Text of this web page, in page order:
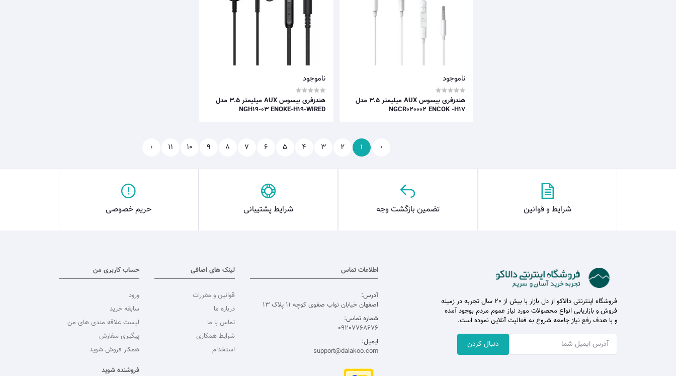
ناموجود
هندزفری بیسوس AUX میلیمتر 3.5 مدل
NGCR020002 ENCOK -H17
ناموجود
هندزفری بیسوس AUX میلیمتر 3.5 مدل
NGH19-03 ENOKE-H19-WIRED
‹
1
2
3
4
5
6
7
8
9
10
11
›
شرایط و قوانین تضمین بازگشت وجه شرایط پشتیبانی حریم خصوصی
فروشگاه اینترنتی دالاکو از دل بازار با بیش از 20 سال تجربه در زمینه
فروش و بازاریابی انواع محصولات مورد نیاز عموم مردم بوجود آمده
و با هدف رفع نیاز جامعه شروع به فعالیت آنلاین نموده است.
دنبال کردن
اطلاعات تماس
آدرس:
اصفهان خیابان نواب صفوی کوچه 11 پلاک 13
شماره تماس:
09207768676
ایمیل:
support@dalakoo.com
لینک های اضافی
قوانین و مقررات
درباره ما
تماس با ما
شرایط همکاری
استخدام
حساب کاربری من
ورود
سابقه خرید
لیست علاقه مندی های من
پیگیری سفارش
همکار فروش شوید
فروشنده شوید